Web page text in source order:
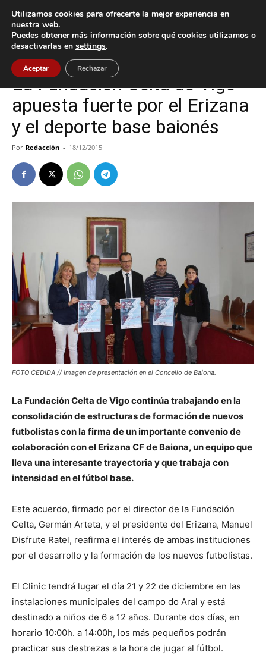
Inicio Baiona
Baiona
La Fundación Celta de Vigo
apuesta fuerte por el Erizana
y el deporte base baionés
Por Redacción - 18/12/2015
FOTO CEDIDA // Imagen de presentación en el Concello de Baiona.
La Fundación Celta de Vigo continúa trabajando en la
consolidación de estructuras de formación de nuevos
futbolistas con la firma de un importante convenio de
colaboración con el Erizana CF de Baiona, un equipo que
lleva una interesante trayectoria y que trabaja con
intensidad en el fútbol base.
Este acuerdo, firmado por el director de la Fundación
Celta, Germán Arteta, y el presidente del Erizana, Manuel
Disfrute Ratel, reafirma el interés de ambas instituciones
por el desarrollo y la formación de los nuevos futbolistas.
El Clinic tendrá lugar el día 21 y 22 de diciembre en las
instalaciones municipales del campo do Aral y está
destinado a niños de 6 a 12 años. Durante dos días, en
horario 10:00h. a 14:00h, los más pequeños podrán
practicar sus destrezas a la hora de jugar al fútbol.
Utilizamos cookies para ofrecerte la mejor experiencia en
nuestra web.
Puedes obtener más información sobre qué cookies utilizamos o
desactivarlas en settings.
Aceptar Rechazar